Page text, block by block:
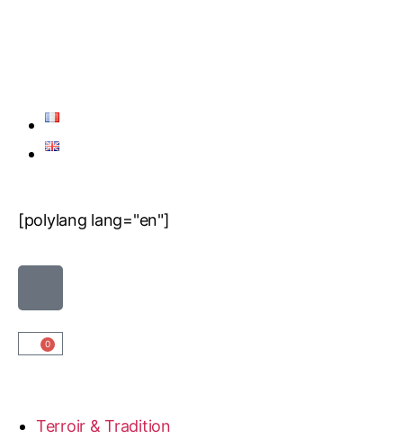
[polylang lang="en"]
0
Terroir & Tradition